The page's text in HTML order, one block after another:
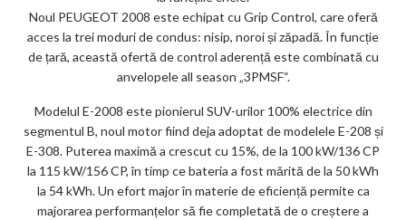
Noul PEUGEOT 2008 este echipat cu Grip Control, care oferă
acces la trei moduri de condus: nisip, noroi și zăpadă. În funcție
de țară, această ofertă de control aderență este combinată cu
anvelopele all season „3PMSF“.
Modelul E-2008 este pionierul SUV-urilor 100% electrice din
segmentul B, noul motor fiind deja adoptat de modelele E-208 și
E-308. Puterea maximă a crescut cu 15%, de la 100 kW/136 CP
la 115 kW/156 CP, în timp ce bateria a fost mărită de la 50 kWh
la 54 kWh. Un efort major în materie de eficiență permite ca
majorarea performanțelor să fie completată de o creștere a